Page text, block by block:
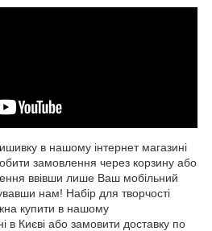
в нашому інтернет магазині
замовлення через корзину або
ввівши лише Ваш мобільний
нам! Набір для творчості
купити в нашому
в Києві або замовити доставку по